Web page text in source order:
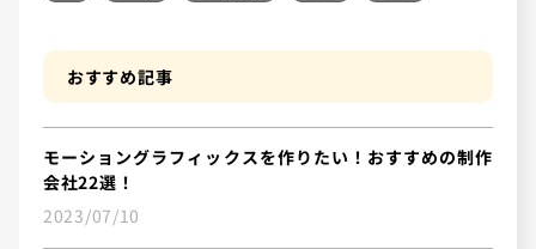
おすすめ記事
モーショングラフィックスを作りたい！おすすめの制作
会社22選！
2023/07/10